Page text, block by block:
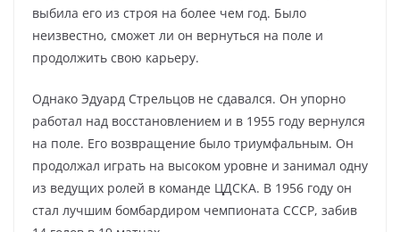
выбила его из строя на более чем год. Было
неизвестно, сможет ли он вернуться на поле и
продолжить свою карьеру.
Однако Эдуард Стрельцов не сдавался. Он упорно
работал над восстановлением и в 1955 году вернулся
на поле. Его возвращение было триумфальным. Он
продолжал играть на высоком уровне и занимал одну
из ведущих ролей в команде ЦДСКА. В 1956 году он
стал лучшим бомбардиром чемпионата СССР, забив